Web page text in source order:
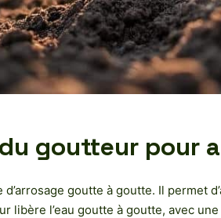
goutteur pour
goutte à goutte. Il permet
libère l’eau goutte à goutte, avec